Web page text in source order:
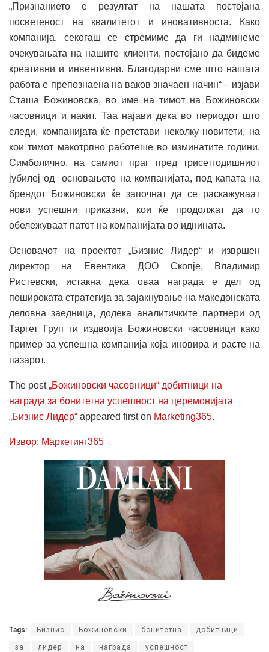
„Признанието е резултат на нашата постојана
посветеност на квалитетот и иновативноста. Како
компанија, секогаш се стремиме да ги надминеме
очекувањата на нашите клиенти, постојано да бидеме
креативни и инвентивни. Благодарни сме што нашата
работа е препознаена на ваков значаен начин“ – изјави
Сташа Божиновска, во име на тимот на Божиновски
часовници и накит. Таа најави дека во периодот што
следи, компанијата ќе претстави неколку новитети, на
кои тимот макотрпно работеше во изминатите години.
Симболично, на самиот праг пред трисетгодишниот
јубилеј од основањето на компанијата, под капата на
брендот Божиновски ќе започнат да се раскажуваат
нови успешни приказни, кои ќе продолжат да го
обележуваат патот на компанијата во иднината.
Основачот на проектот „Бизнис Лидер“ и извршен
директор на Евентика ДОО Скопје, Владимир
Ристевски, истакна дека оваа награда е дел од
пошироката стратегија за зајакнување на македонската
деловна заедница, додека аналитичките партнери од
Таргет Груп ги издвоија Божиновски часовници како
пример за успешна компанија која иновира и расте на
пазарот.
The post„Божиновски часовници“ добитници на
награда за бонитетна успешност на церемонијата
„Бизнис Лидер“ appeared first on Marketing365.
Извор: Маркетинг365
Tags: Бизнис Божиновски бонитетна добитници
за лидер на награда успешност